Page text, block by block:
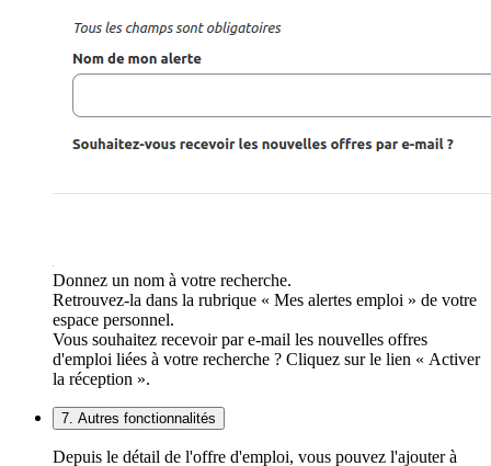
Donnez un nom à votre recherche.
Retrouvez-la dans la rubrique « Mes alertes emploi » de votre
espace personnel.
Vous souhaitez recevoir par e-mail les nouvelles offres
d'emploi liées à votre recherche ? Cliquez sur le lien « Activer
la réception ».
7. Autres fonctionnalités
Depuis le détail de l'offre d'emploi, vous pouvez l'ajouter à